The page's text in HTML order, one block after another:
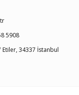
5908
Etiler, 34337 İstanbul